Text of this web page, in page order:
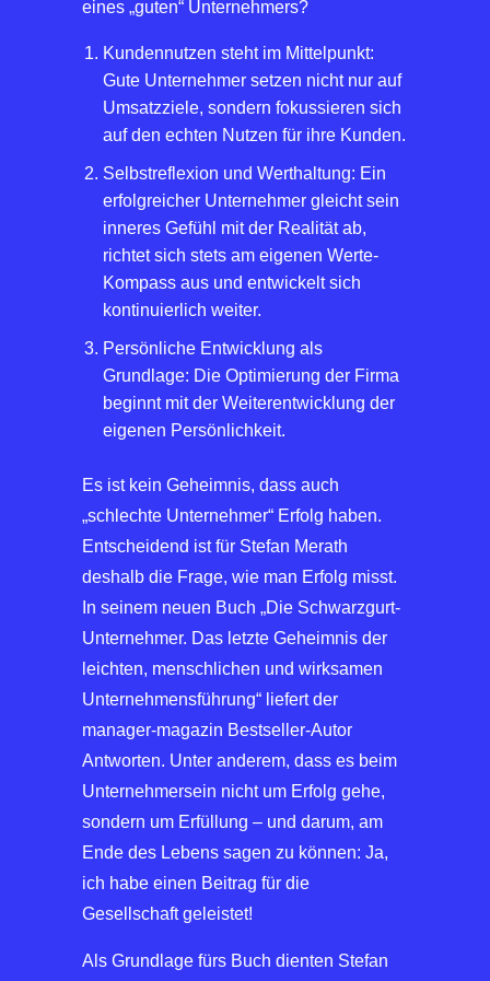
eines „guten“ Unternehmers?
Kundennutzen steht im Mittelpunkt:
Gute Unternehmer setzen nicht nur auf
Umsatzziele, sondern fokussieren sich
auf den echten Nutzen für ihre Kunden.
Selbstreflexion und Werthaltung: Ein
erfolgreicher Unternehmer gleicht sein
inneres Gefühl mit der Realität ab,
richtet sich stets am eigenen Werte-
Kompass aus und entwickelt sich
kontinuierlich weiter.
Persönliche Entwicklung als
Grundlage: Die Optimierung der Firma
beginnt mit der Weiterentwicklung der
eigenen Persönlichkeit.
Es ist kein Geheimnis, dass auch
„schlechte Unternehmer“ Erfolg haben.
Entscheidend ist für Stefan Merath
deshalb die Frage, wie man Erfolg misst.
In seinem neuen Buch „Die Schwarzgurt-
Unternehmer. Das letzte Geheimnis der
leichten, menschlichen und wirksamen
Unternehmensführung“ liefert der
manager-magazin Bestseller-Autor
Antworten. Unter anderem, dass es beim
Unternehmersein nicht um Erfolg gehe,
sondern um Erfüllung – und darum, am
Ende des Lebens sagen zu können: Ja,
ich habe einen Beitrag für die
Gesellschaft geleistet!
Als Grundlage fürs Buch dienten Stefan